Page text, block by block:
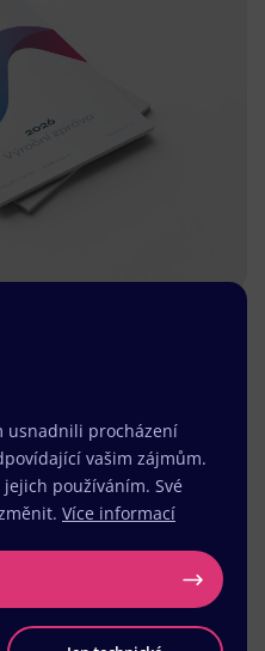
usnadnili procházení
vašim zájmům.
používáním. Své
Více informací